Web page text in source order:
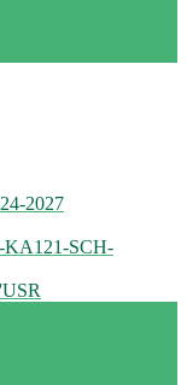
2027
KA121-SCH-